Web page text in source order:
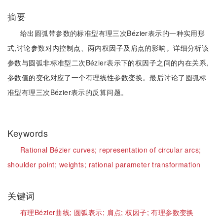
摘要
给出圆弧带参数的标准型有理三次Bézier表示的一种实用形
式,讨论参数对内控制点、两内权因子及肩点的影响。详细分析该
参数与圆弧非标准型二次Bézier表示下的权因子之间的内在关系,
参数值的变化对应了一个有理线性参数变换。最后讨论了圆弧标
准型有理三次Bézier表示的反算问题。
Keywords
Rational Bézier curves; representation of circular arcs;
shoulder point; weights; rational parameter transformation
关键词
有理Bézier曲线; 圆弧表示; 肩点;权因子;有理参数变换